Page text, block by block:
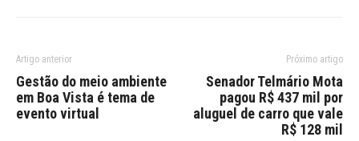
Artigo anterior
Gestão do meio ambiente
em Boa Vista é tema de
evento virtual
Próximo artigo
Senador Telmário Mota
pagou R$ 437 mil por
aluguel de carro que vale
R$ 128 mil